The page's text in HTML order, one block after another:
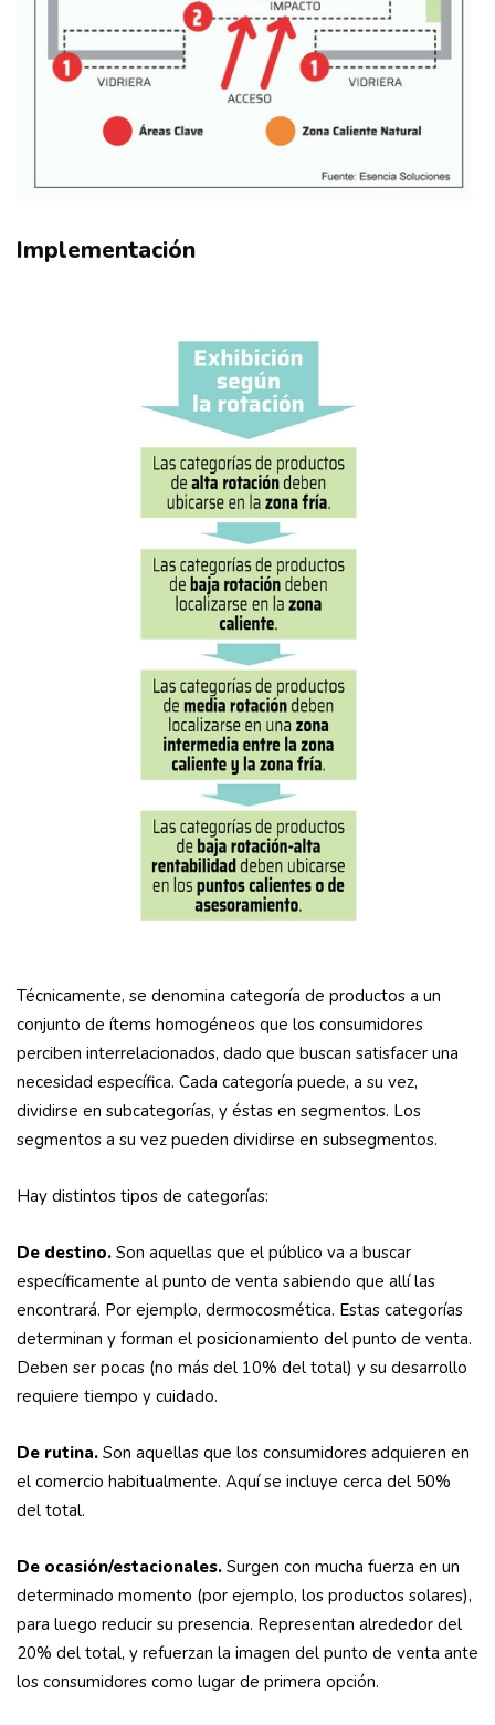
Implementación
Técnicamente, se denomina categoría de productos a un
conjunto de ítems homogéneos que los consumidores
perciben interrelacionados, dado que buscan satisfacer una
necesidad específica. Cada categoría puede, a su vez,
dividirse en subcategorías, y éstas en segmentos. Los
segmentos a su vez pueden dividirse en subsegmentos.
Hay distintos tipos de categorías:
De destino. Son aquellas que el público va a buscar
específicamente al punto de venta sabiendo que allí las
encontrará. Por ejemplo, dermocosmética. Estas categorías
determinan y forman el posicionamiento del punto de venta.
Deben ser pocas (no más del 10% del total) y su desarrollo
requiere tiempo y cuidado.
De rutina. Son aquellas que los consumidores adquieren en
el comercio habitualmente. Aquí se incluye cerca del 50%
del total.
De ocasión/estacionales. Surgen con mucha fuerza en un
determinado momento (por ejemplo, los productos solares),
para luego reducir su presencia. Representan alrededor del
20% del total, y refuerzan la imagen del punto de venta ante
los consumidores como lugar de primera opción.